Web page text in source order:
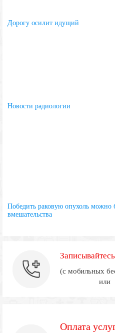
Дорогу осилит идущий
Новости радиологии
Победить раковую опухоль можно
вмешательства
(с мобильных
или
Оплата